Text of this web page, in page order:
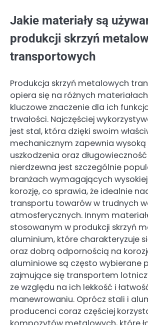
Jakie materiały są
produkcji skrzyń
transportowych
Produkcja skrzyń metalowych
opiera się na różnych
kluczowe znaczenie dla ich
trwałości. Najczęściej
jest stal, która dzięki swoim
mechanicznym zapewnia
uszkodzenia oraz
nierdzewna jest szczególnie
branżach wymagających
korozję, co sprawia, że idealnie
transportu towarów w trudnych
atmosferycznych. Innym
stosowanym w produkcji skrzyń
aluminium, które charakteryzuje
oraz dobrą odpornością na
aluminiowe są często wybierane
zajmujące się transportem
ze względu na ich lekkość i
manewrowaniu. Oprócz stali i
producenci coraz częściej